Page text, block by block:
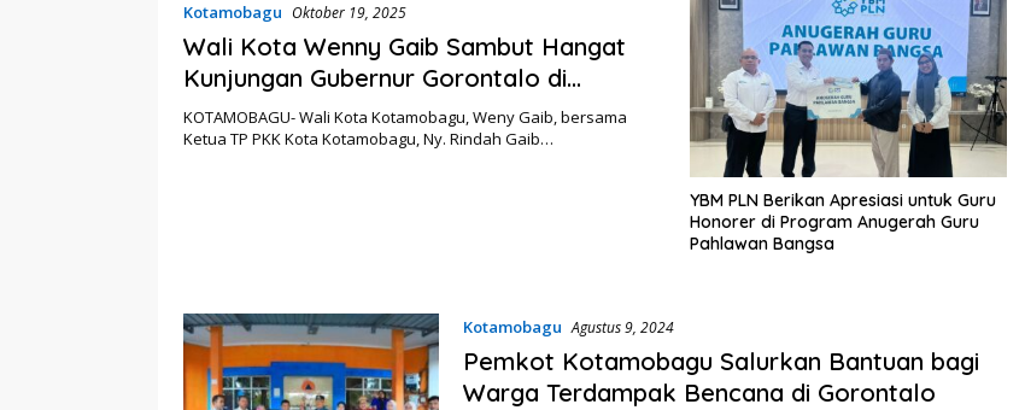
Kotamobagu Oktober 19, 2025
Wali Kota Wenny Gaib Sambut Hangat
Kunjungan Gubernur Gorontalo di
Kotamobagu
KOTAMOBAGU- Wali Kota Kotamobagu, Weny Gaib, bersama
Ketua TP PKK Kota Kotamobagu, Ny. Rindah Gaib…
YBM PLN Berikan Apresiasi untuk Guru
Honorer di Program Anugerah Guru
Pahlawan Bangsa
Kotamobagu Agustus 9, 2024
Pemkot Kotamobagu Salurkan Bantuan bagi
Warga Terdampak Bencana di Gorontalo